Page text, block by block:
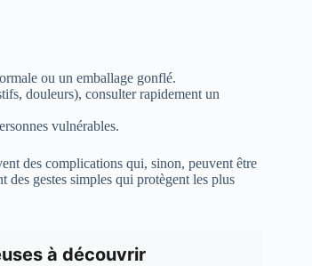
ou un emballage gonflé.
douleurs), consulter rapidement un
vulnérables.
des complications qui, sinon, peuvent être
des gestes simples qui protègent les plus
à découvrir